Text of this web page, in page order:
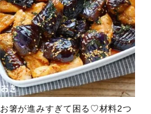
お箸が進みすぎて困る♡材料2つ